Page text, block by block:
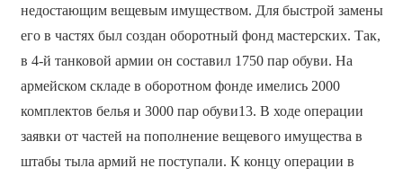
недостающим вещевым имуществом. Для быстрой замены
его в частях был создан оборотный фонд мастерских. Так,
в 4-й танковой армии он составил 1750 пар обуви. На
армейском складе в оборотном фонде имелись 2000
комплектов белья и 3000 пар обуви13. В ходе операции
заявки от частей на пополнение вещевого имущества в
штабы тыла армий не поступали. К концу операции в